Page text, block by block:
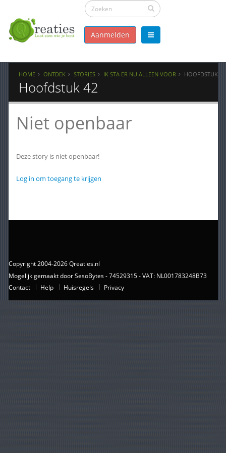
Aanmelden
HOME ONTDEK STORIES IK STA ER NU ALLEEN VOOR HOOFDSTUK 42
Hoofdstuk 42
Niet openbaar
Deze story is niet openbaar!
Log in om toegang te krijgen
Copyright 2004-2026 Qreaties.nl
Mogelijk gemaakt door SesoBytes - 74529315 - VAT: NL001783248B73
Contact
Help Huisregels Privacy